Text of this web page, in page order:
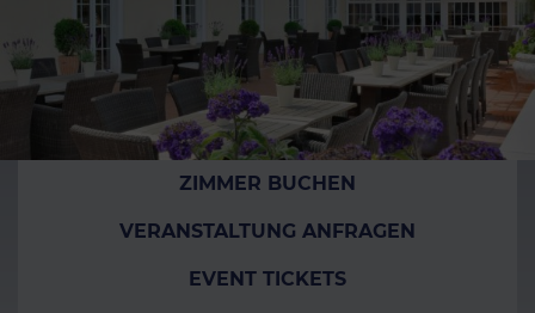
ZIMMER BUCHEN
VERANSTALTUNG ANFRAGEN
EVENT TICKETS